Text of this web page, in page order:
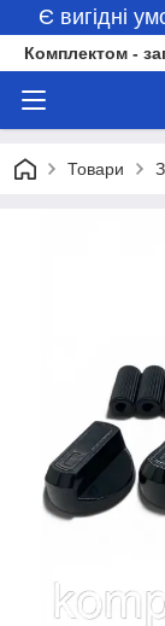
Є вигідні
Комплектом -
Товари